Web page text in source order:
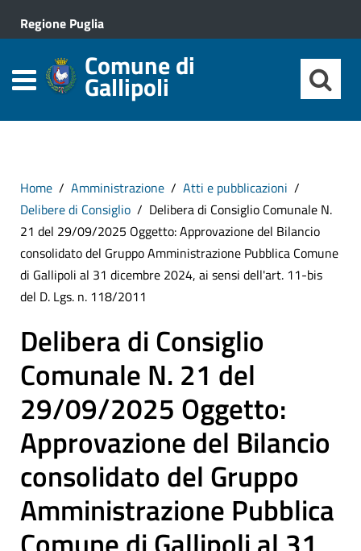
Regione Puglia
Comune di
Gallipoli
Home Amministrazione
Atti e pubblicazioni
Delibere di Consiglio
Delibera di Consiglio Comunale N.
21 del 29/09/2025 Oggetto: Approvazione del Bilancio
consolidato del Gruppo Amministrazione Pubblica Comune
di Gallipoli al 31 dicembre 2024, ai sensi dell'art. 11-bis
del D. Lgs. n. 118/2011
Delibera di Consiglio
Comunale N. 21 del
29/09/2025 Oggetto:
Approvazione del Bilancio
consolidato del Gruppo
Amministrazione Pubblica